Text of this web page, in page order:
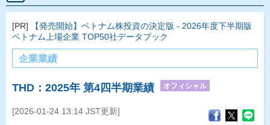
[PR]
【発売開始】ベトナム株投資の決定版 - 2026年度下半期版
ベトナム上場企業 TOP50社データブック
企業業績
THD：2025年 第4四半期業績 オフィシャル
[2026-01-24 13:14 JST更新]